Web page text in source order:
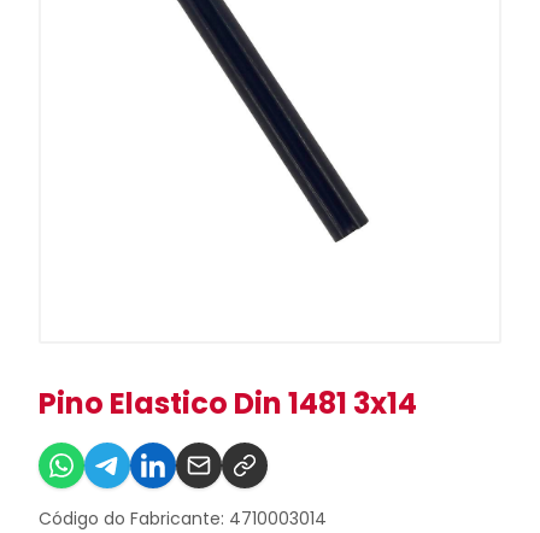
Pino Elastico Din 1481 3x14
Código do Fabricante: 4710003014